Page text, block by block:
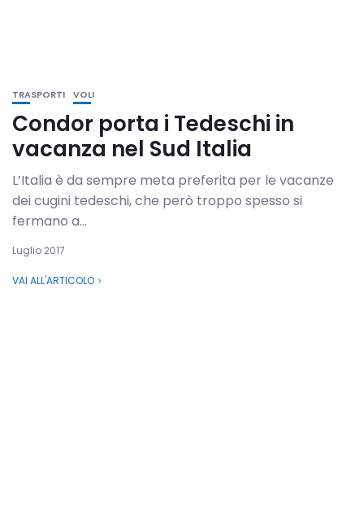
TRASPORTI VOLI
Condor porta i Tedeschi in
vacanza nel Sud Italia
L’Italia è da sempre meta preferita per le vacanze
dei cugini tedeschi, che però troppo spesso si
fermano a...
Luglio 2017
VAI ALL'ARTICOLO